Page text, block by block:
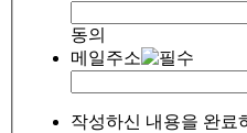
동의
메일주소
작성하신 내용을 완료